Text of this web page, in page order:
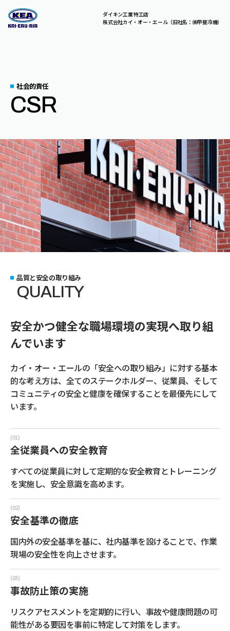
ダイキン工業 特工店
株式会社カイ・オー・エール（旧社名：㈱甲斐冷機）
SERVICES
COMP ANY
CSR
WORK
NEWS
PRIVACYPOLICY
社会的責任
CSR
品質と安全の取り組み
QUALITY
安全かつ健全な職場環境の実現へ取り組
んでいます
カイ・オー・エールの「安全への取り組み」に対する基本
的な考え方は、全てのステークホルダー、従業員、そして
コミュニティの安全と健康を確保することを最優先にして
います。
全従業員への安全教育
すべての従業員に対して定期的な安全教育とトレーニング
を実施し、安全意識を高めます。
安全基準の徹底
国内外の安全基準を基に、社内基準を設けることで、作業
現場の安全性を向上させます。
事故防止策の実施
リスクアセスメントを定期的に行い、事故や健康問題の可
能性がある要因を事前に特定して対策をします。